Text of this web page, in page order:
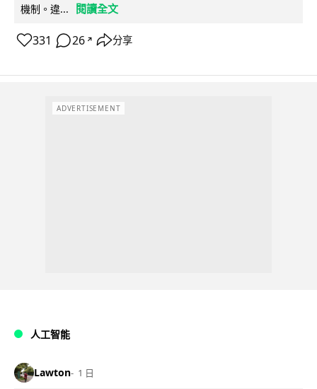
機制。違...
閱讀全文
331 26 ↗ 分享
ADVERTISEMENT
人工智能
Lawton 1 日